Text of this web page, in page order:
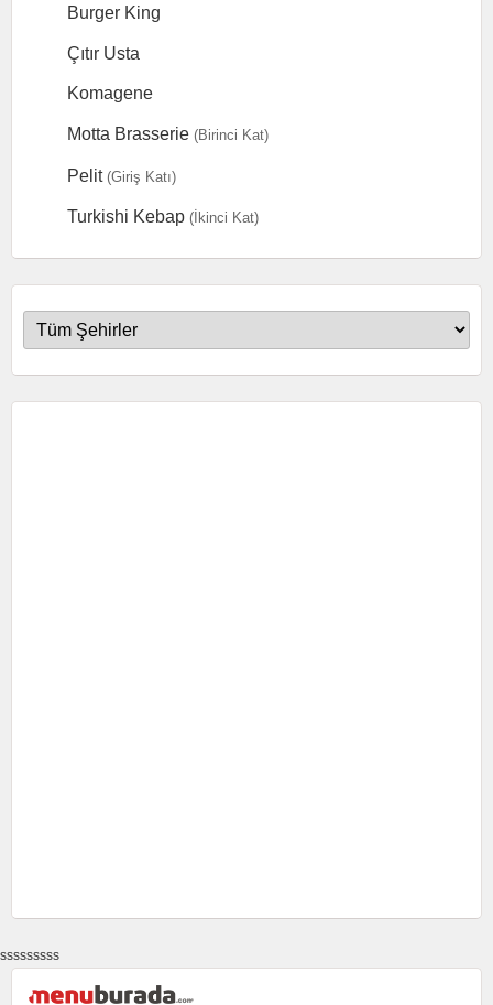
Burger King
Çıtır Usta
Komagene
Motta Brasserie (Birinci Kat)
Pelit (Giriş Katı)
Turkishi Kebap (İkinci Kat)
sssssssss